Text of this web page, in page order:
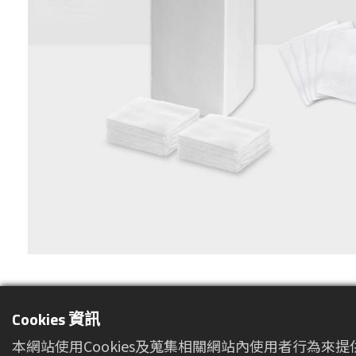
Cookies 資訊
本網站使用Cookies及蒐集相關網站內使用者行為來